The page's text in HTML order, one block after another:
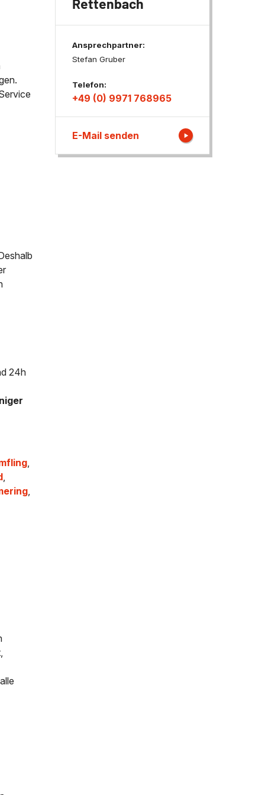
24h
,
,
,
Rettenbach
Ansprechpartner:
Stefan Gruber
Telefon:
+49 (0) 9971 768965
E-Mail senden